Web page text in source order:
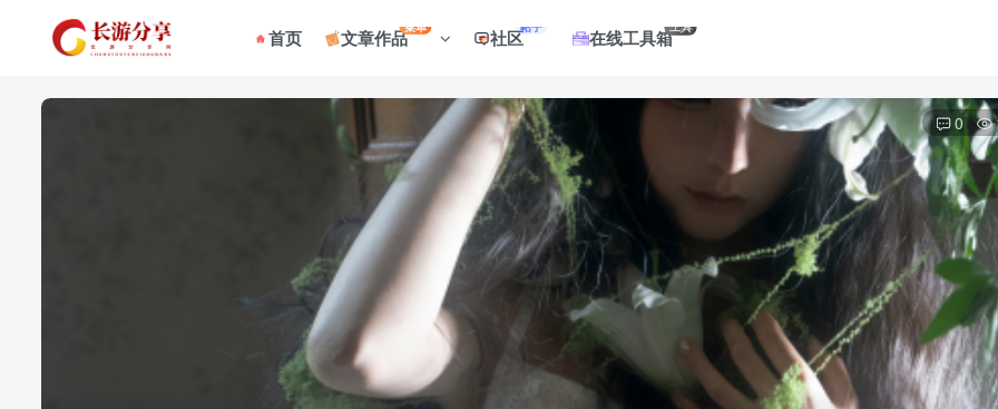
首页 文章作品菜单 社区帖子 在线工具箱工具
0